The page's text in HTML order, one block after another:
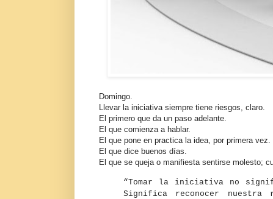
Domingo.
Llevar la iniciativa siempre tiene riesgos, claro.
El primero que da un paso adelante.
El que comienza a hablar.
El que pone en practica la idea, por primera vez.
El que dice buenos días.
El que se queja o manifiesta sentirse molesto;
“Tomar la iniciativa no
Significa reconocer nuestra